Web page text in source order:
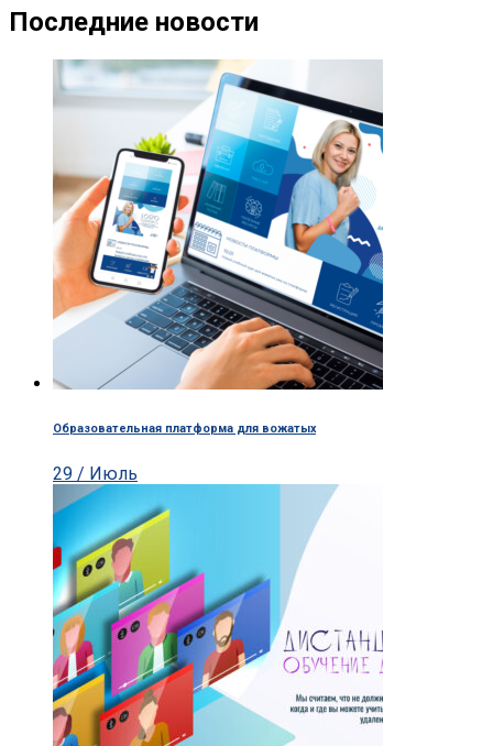
Последние новости
Образовательная платформа для вожатых
29 / Июль